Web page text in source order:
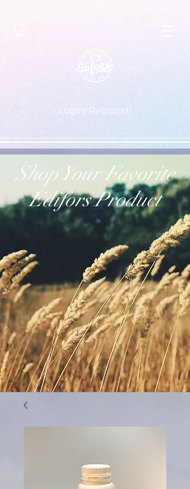
Login/ Registrati
Shop Your Favorite
Edifors Product